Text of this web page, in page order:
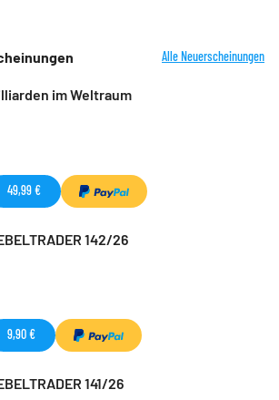
Alle Neuerscheinungen
im Weltraum
49,99 €
142/26
9,90 €
141/26